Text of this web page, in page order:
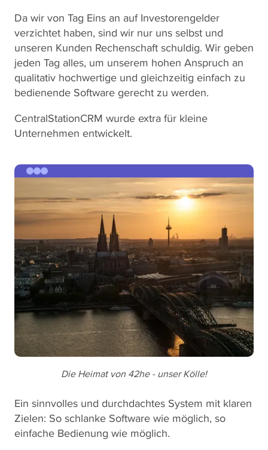
Da wir von Tag Eins an auf Investorengelder
verzichtet haben, sind wir nur uns selbst und
unseren Kunden Rechenschaft schuldig. Wir geben
jeden Tag alles, um unserem hohen Anspruch an
qualitativ hochwertige und gleichzeitig einfach zu
bedienende Software gerecht zu werden.
CentralStationCRM wurde extra für kleine
Unternehmen entwickelt.
Die Heimat von 42he - unser Kölle!
Ein sinnvolles und durchdachtes System mit klaren
Zielen: So schlanke Software wie möglich, so
einfache Bedienung wie möglich.